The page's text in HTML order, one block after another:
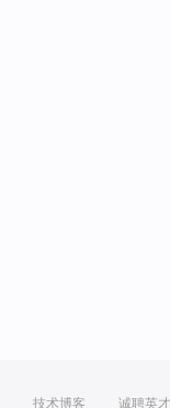
技术博客 诚聘英才